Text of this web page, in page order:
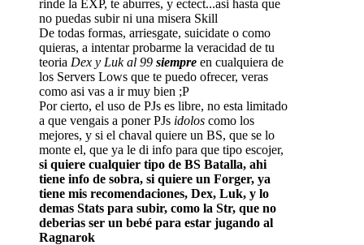
rinde la EXP, te aburres, y ectect...asi hasta que
no puedas subir ni una misera Skill
De todas formas, arriesgate, suicidate o como
quieras, a intentar probarme la veracidad de tu
teoria Dex y Luk al 99 siempre en cualquiera de
los Servers Lows que te puedo ofrecer, veras
como asi vas a ir muy bien ;P
Por cierto, el uso de PJs es libre, no esta limitado
a que vengais a poner PJs idolos como los
mejores, y si el chaval quiere un BS, que se lo
monte el, que ya le di info para que tipo escojer,
si quiere cualquier tipo de BS Batalla, ahi
tiene info de sobra, si quiere un Forger, ya
tiene mis recomendaciones, Dex, Luk, y lo
demas Stats para subir, como la Str, que no
deberias ser un bebé para estar jugando al
Ragnarok